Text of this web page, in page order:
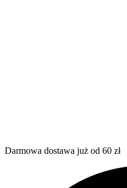
Darmowa dostawa już od 60 zł